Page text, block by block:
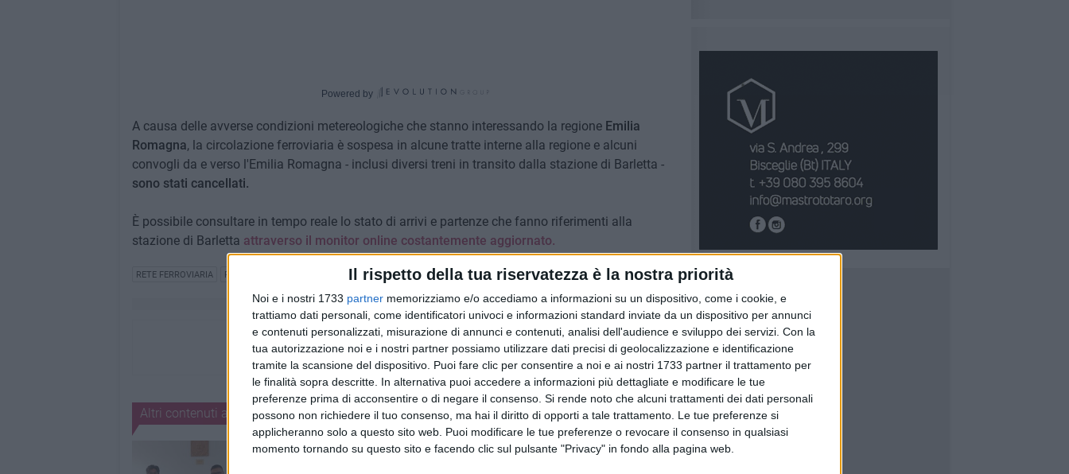
Il rispetto della tua riservatezza è la nostra priorità
Noi e i nostri 1733 partner memorizziamo e/o accediamo a informazioni su un dispositivo, come i cookie, e
trattiamo dati personali, come identificatori univoci e informazioni standard inviate da un dispositivo per annunci
e contenuti personalizzati, misurazione di annunci e contenuti, analisi dell'audience e sviluppo dei servizi. Con la
tua autorizzazione noi e i nostri partner possiamo utilizzare dati precisi di geolocalizzazione e identificazione
tramite la scansione del dispositivo. Puoi fare clic per consentire a noi e ai nostri 1733 partner il trattamento per
le finalità sopra descritte. In alternativa puoi accedere a informazioni più dettagliate e modificare le tue
preferenze prima di acconsentire o di negare il consenso. Si rende noto che alcuni trattamenti dei dati personali
possono non richiedere il tuo consenso, ma hai il diritto di opporti a tale trattamento. Le tue preferenze si
applicheranno solo a questo sito web. Puoi modificare le tue preferenze o revocare il consenso in qualsiasi
momento tornando su questo sito e facendo clic sul pulsante "Privacy" in fondo alla pagina web.
Powered by
A causa delle avverse condizioni metereologiche che stanno interessando la regione Emilia
Romagna, la circolazione ferroviaria è sospesa in alcune tratte interne alla regione e alcuni
convogli da e verso l'Emilia Romagna - inclusi diversi treni in transito dalla stazione di Barletta -
sono stati cancellati.
È possibile consultare in tempo reale lo stato di arrivi e partenze che fanno riferimenti alla
stazione di Barletta attraverso il monitor online costantemente aggiornato.
RETE FERROVIARIA FERROVIE DELLO STATO
Altri contenuti a tema